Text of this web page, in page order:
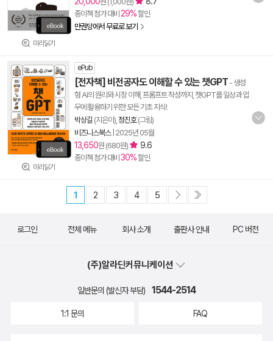
미리읽기
종이책 정가 대비 29%할인
만권당에서 무료로 보기
미리읽기
ePub
[전자책] 비전공자도 이해할 수 있는 챗GPT - 생성
형 AI의 원리와 시장 이해, 프롬프트 작성까지, 챗GPT를 일상과 업
무에 활용하기 위한 모든 기초 지식!
박상길 (지은이), 정진호(그림)
비즈니스북스| 2025년 05월
13,650원 (680원) 9.6
종이책 정가 대비 30%할인
1 2 3 4 5
로그인 전체 메뉴 회사 소개 출판사 안내 PC 버전
(주)알라딘커뮤니케이션
일반문의 (발신자 부담) 1544-2514
1:1 문의 FAQ